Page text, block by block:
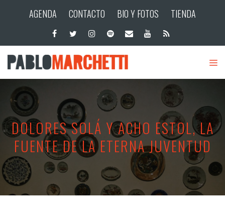
AGENDA CONTACTO BIO Y FOTOS TIENDA
DOLORES SOLÁ Y ACHO ESTOL, LA
FUENTE DE LA ETERNA JUVENTUD